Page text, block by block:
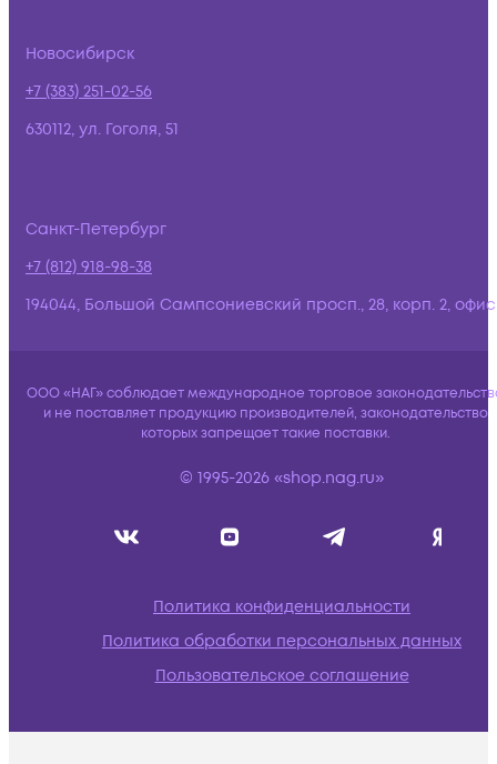
Новосибирск
+7 (383) 251-02-56
630112, ул. Гоголя, 51
Санкт-Петербург
+7 (812) 918-98-38
194044, Большой Сампсониевский просп., 28, корп. 2,
ООО «НАГ» соблюдает международное торговое
и не поставляет продукцию производителей, законодательство
которых запрещает такие поставки.
© 1995-2026 «shop.nag.ru»
Политика конфиденциальности
Политика обработки персональных данных
Пользовательское соглашение